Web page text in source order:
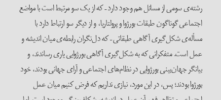
رشته‌ی سومی از مسائل هم وجود دارد – که از یک سو مرتبط است با مواضع
اجتماعی گوناگون طبقات بورژوا و پرولتاریا، و از دیگر سو ارتباط دارد با
مسأله‌ی شکل‌گیری آگاهی طبقاتی – که دل‌نگران رابطه‌ی میان اندیشه و
عمل است. متفکرانی که به شکل‌گیری آگاهی بورژوایی یاری رساندند، و
بیانگر جهان‌بینی بورژوایی در نظام‌های اجتماعی و آرای جهانی بودند، خود
بورژوا بودند؛ پس، در این مورد، نیازی نداریم که فرض کنیم میان عمل